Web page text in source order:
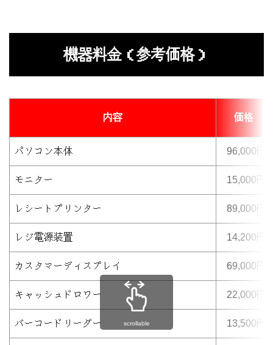
機器料金（参考価格）
内容 価格
パソコン本体 96,000円
モニター 15,000円
レシートプリンター 89,000円
レジ電源装置 14,200円
カスタマーディスプレイ 69,000円
キャッシュドロワー 22,000円
バーコードリーダー 13,500円
scrollable